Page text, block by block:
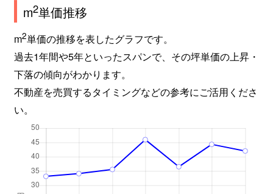
m2単価推移
m2単価の推移を表したグラフです。
過去1年間や5年といったスパンで、その坪単価の上昇・
下落の傾向がわかります。
不動産を売買するタイミングなどの参考にご活用くださ
い。